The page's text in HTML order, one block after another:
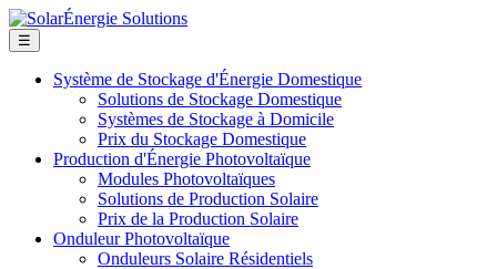
☰
Système de Stockage d'Énergie Domestique
Solutions de Stockage Domestique
Systèmes de Stockage à Domicile
Prix du Stockage Domestique
Production d'Énergie Photovoltaïque
Modules Photovoltaïques
Solutions de Production Solaire
Prix de la Production Solaire
Onduleur Photovoltaïque
Onduleurs Solaire Résidentiels